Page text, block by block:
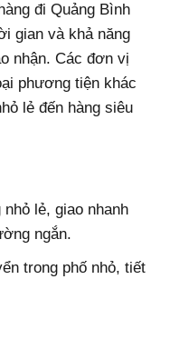
đi Quảng Bình
gian và khả năng
nhận. Các đơn vị
phương tiện khác
lẻ đến hàng siêu
lẻ, giao nhanh
ngắn.
trong phố nhỏ, tiết